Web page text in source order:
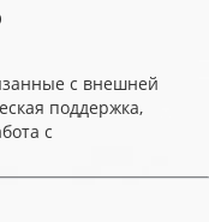
с внешней
поддержка,
с